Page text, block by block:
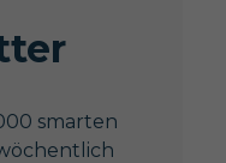
smarten